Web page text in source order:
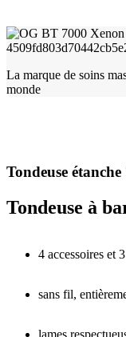
La marque de soins
monde
Tondeuse
Tondeuse à
4 accessoires et
sans fil,
lames